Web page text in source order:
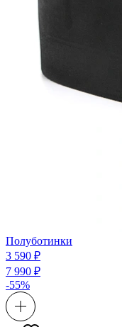
Полуботинки
3 590 ₽
7 990 ₽
-55%